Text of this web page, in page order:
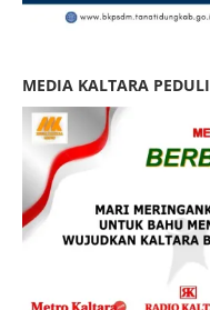
MEDIA KALTARA PEDULI